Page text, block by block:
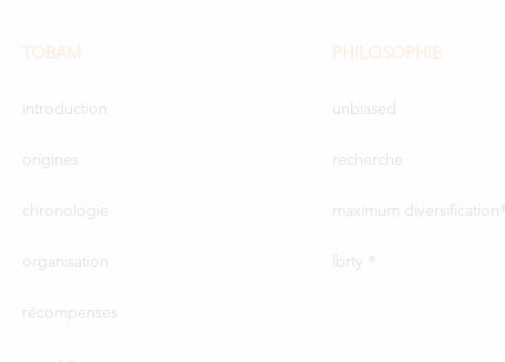
TOBAM
introduction
origines
chronologie
organisation
récompenses
PHILOSOPHIE
unbiased
recherche
maximum diversification®
lbrty ®